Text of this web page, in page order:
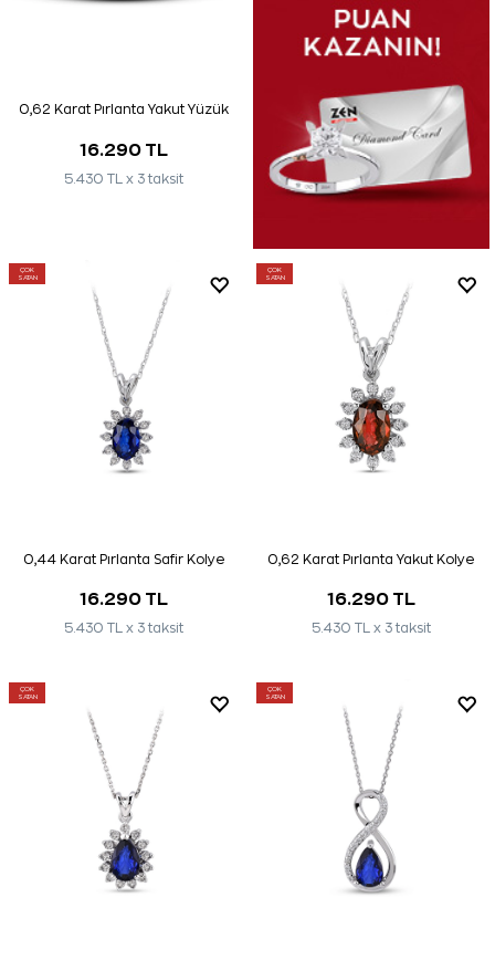
0,62 Karat Pırlanta Yakut Yüzük
16.290 TL
5.430 TL x 3 taksit
ÇOK
SATAN
0,44 Karat Pırlanta Safir Kolye
16.290 TL
5.430 TL x 3 taksit
ÇOK
SATAN
0,62 Karat Pırlanta Yakut Kolye
16.290 TL
5.430 TL x 3 taksit
ÇOK
SATAN
ÇOK
SATAN